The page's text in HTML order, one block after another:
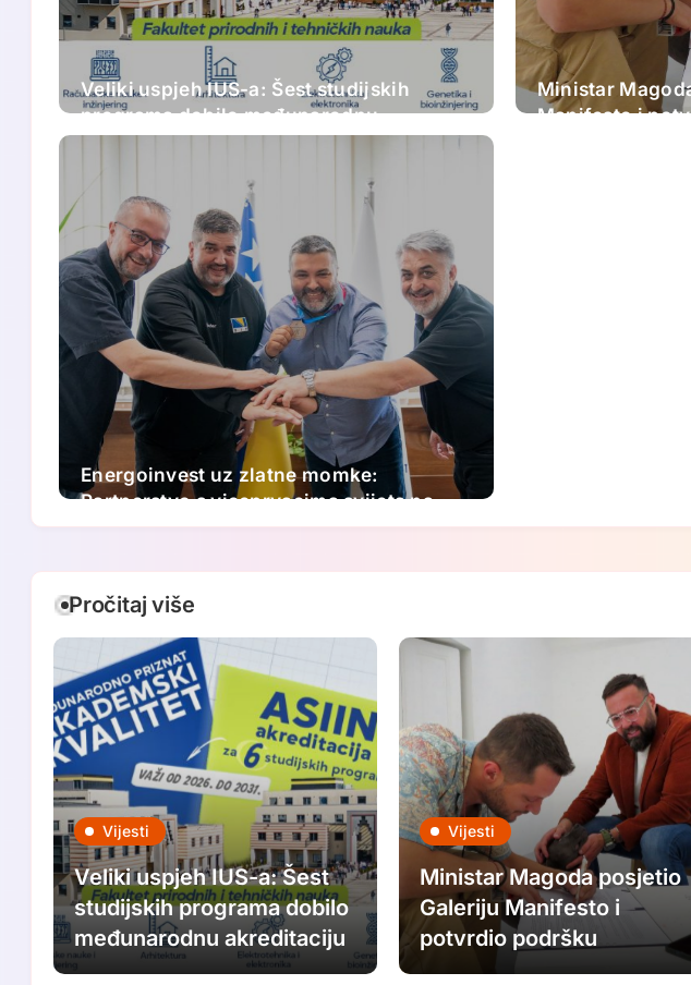
Veliki uspjeh IUS-a: Šest studijskih
programa dobilo međunarodnu
akreditaciju
Ministar
Manifesto i
Energoinvest uz zlatne momke:
Partnerstvo s viceprvacima svijeta na
putu ka Paraolimpijskim igrama 2028.
Pročitaj više
Vijesti
Veliki uspjeh IUS-a: Šest
studijskih programa dobilo
međunarodnu akreditaciju
Vijesti
Ministar Magoda posjetio
Galeriju Manifesto i
potvrdio podršku
ovogodišnjem FASADA